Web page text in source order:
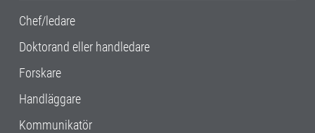
Chef/ledare
Doktorand eller handledare
Forskare
Handläggare
Kommunikatör